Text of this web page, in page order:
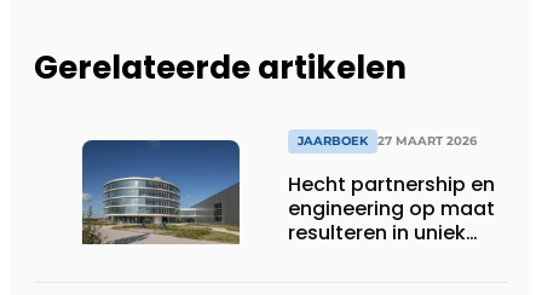
Gerelateerde artikelen
JAARBOEK 27 MAART 2026
Hecht partnership en
engineering op maat
resulteren in uniek